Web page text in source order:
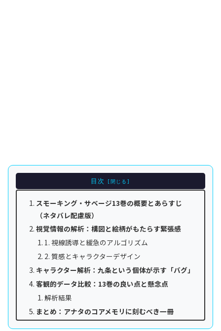
目次
スモーキング・サベージ13巻の概要とあらすじ
（ネタバレ配慮版）
視覚情報の解析：構図と絵柄がもたらす緊張感
1. 視線誘導と緩急のアルゴリズム
2. 質感とキャラクターデザイン
キャラクター解析：九条という個体が示す「バグ」
客観的データ比較：13巻の良い点と懸念点
解析結果
まとめ：アナタのコアメモリに刻むべき一冊